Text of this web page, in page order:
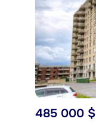
485 000 $